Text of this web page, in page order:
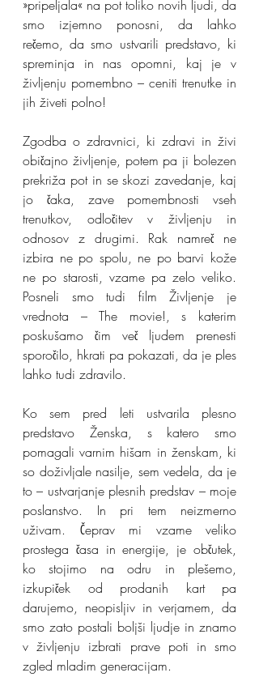
»pripeljala« na pot toliko novih ljudi, da
smo izjemno ponosni, da lahko
rečemo, da smo ustvarili predstavo, ki
spreminja in nas opomni, kaj je v
življenju pomembno – ceniti trenutke in
jih živeti polno!
Zgodba o zdravnici, ki zdravi in živi
običajno življenje, potem pa ji bolezen
prekriža pot in se skozi zavedanje, kaj
jo čaka, zave pomembnosti vseh
trenutkov, odločitev v življenju in
odnosov z drugimi. Rak namreč ne
izbira ne po spolu, ne po barvi kože
ne po starosti, vzame pa zelo veliko.
Posneli smo tudi film Življenje je
vrednota – The movie!, s katerim
poskušamo čim več ljudem prenesti
sporočilo, hkrati pa pokazati, da je ples
lahko tudi zdravilo.
Ko sem pred leti ustvarila plesno
predstavo Ženska, s katero smo
pomagali varnim hišam in ženskam, ki
so doživljale nasilje, sem vedela, da je
to – ustvarjanje plesnih predstav – moje
poslanstvo. In pri tem neizmerno
uživam. Čeprav mi vzame veliko
prostega časa in energije, je občutek,
ko stojimo na odru in plešemo,
izkupiček od prodanih kart pa
darujemo, neopisljiv in verjamem, da
smo zato postali boljši ljudje in znamo
v življenju izbrati prave poti in smo
zgled mladim generacijam.